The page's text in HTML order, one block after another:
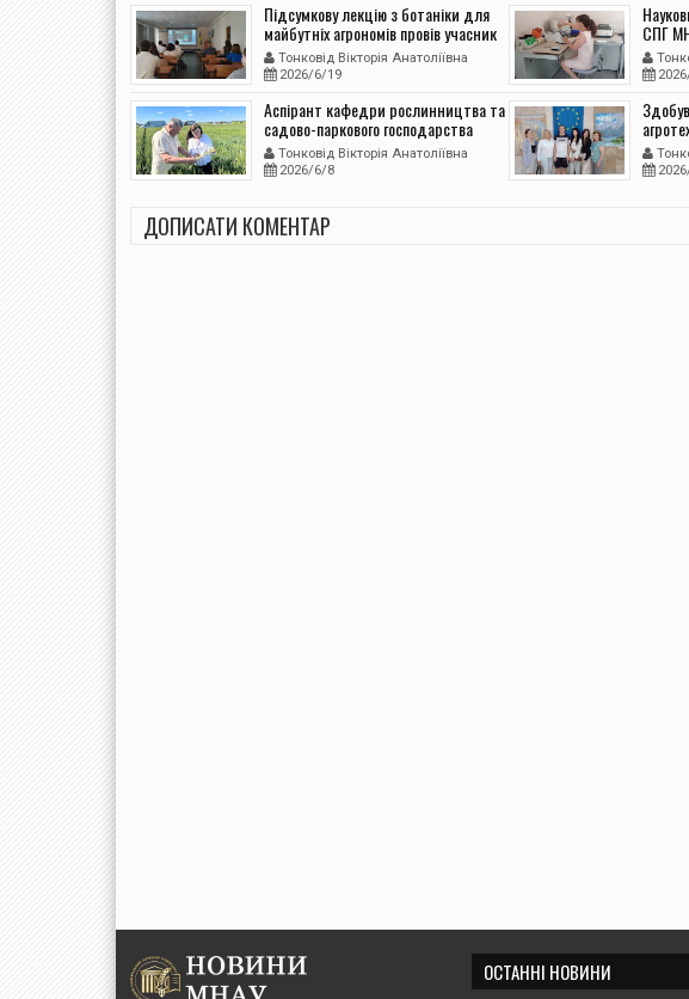
Підсумкову лекцію з ботаніки для
майбутніх агрономів провів учасник
двох антарктичних експедицій
Тонковід Вікторія Анатоліївна
2026/6/19
СПГ
Аспірант кафедри рослинництва та
садово-паркового господарства
вивчає вплив бактеріальних
препаратів на продуктивність
Тонковід Вікторія Анатоліївна
2026/6/8
ДОПИСАТИ КОМЕНТАР
ОСТАННІ НОВИНИ